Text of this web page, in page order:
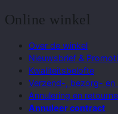
Online winkel
Over de winkel
Nieuwsbrief &
Kwaliteitsbelofte
Verzend-, bezorg- en
Annulering en
Annuleer contract